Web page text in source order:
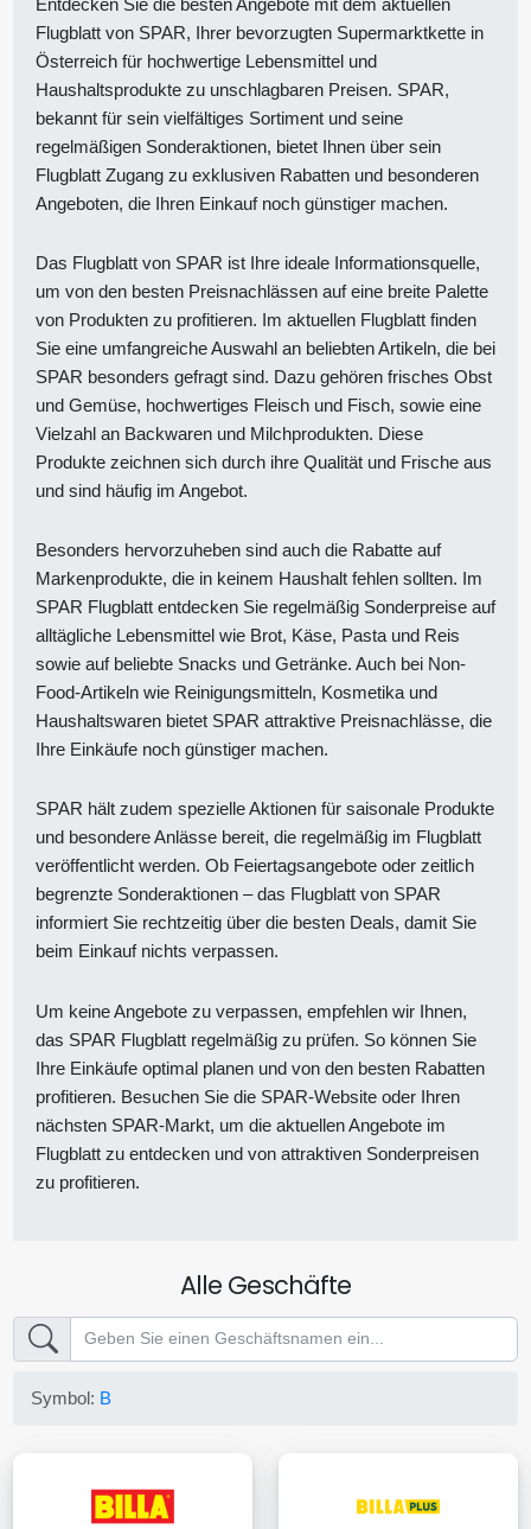
Flugblatt von SPAR, Ihrer bevorzugten Supermarktkette in
Österreich für hochwertige Lebensmittel und
Haushaltsprodukte zu unschlagbaren Preisen. SPAR,
bekannt für sein vielfältiges Sortiment und seine
regelmäßigen Sonderaktionen, bietet Ihnen über sein
Flugblatt Zugang zu exklusiven Rabatten und besonderen
Angeboten, die Ihren Einkauf noch günstiger machen.
Das Flugblatt von SPAR ist Ihre ideale Informationsquelle,
um von den besten Preisnachlässen auf eine breite Palette
von Produkten zu profitieren. Im aktuellen Flugblatt finden
Sie eine umfangreiche Auswahl an beliebten Artikeln, die bei
SPAR besonders gefragt sind. Dazu gehören frisches Obst
und Gemüse, hochwertiges Fleisch und Fisch, sowie eine
Vielzahl an Backwaren und Milchprodukten. Diese
Produkte zeichnen sich durch ihre Qualität und Frische aus
und sind häufig im Angebot.
Besonders hervorzuheben sind auch die Rabatte auf
Markenprodukte, die in keinem Haushalt fehlen sollten. Im
SPAR Flugblatt entdecken Sie regelmäßig Sonderpreise auf
alltägliche Lebensmittel wie Brot, Käse, Pasta und Reis
sowie auf beliebte Snacks und Getränke. Auch bei Non-
Food-Artikeln wie Reinigungsmitteln, Kosmetika und
Haushaltswaren bietet SPAR attraktive Preisnachlässe, die
Ihre Einkäufe noch günstiger machen.
SPAR hält zudem spezielle Aktionen für saisonale Produkte
und besondere Anlässe bereit, die regelmäßig im Flugblatt
veröffentlicht werden. Ob Feiertagsangebote oder zeitlich
begrenzte Sonderaktionen – das Flugblatt von SPAR
informiert Sie rechtzeitig über die besten Deals, damit Sie
beim Einkauf nichts verpassen.
Um keine Angebote zu verpassen, empfehlen wir Ihnen,
das SPAR Flugblatt regelmäßig zu prüfen. So können Sie
Ihre Einkäufe optimal planen und von den besten Rabatten
profitieren. Besuchen Sie die SPAR-Website oder Ihren
nächsten SPAR-Markt, um die aktuellen Angebote im
Flugblatt zu entdecken und von attraktiven Sonderpreisen
zu profitieren.
Alle Geschäfte
Symbol: B